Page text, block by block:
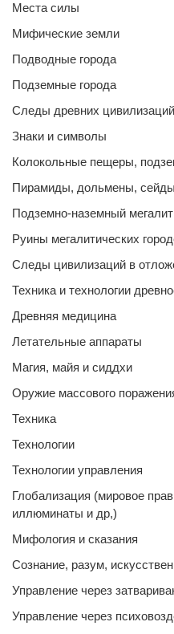
Места силы
Мифические земли
Подводные города
Подземные города
Следы древних цивилизаций
Знаки и символы
Колокольные пещеры,
Пирамиды, дольмены, сейды
Подземно-наземный
Руины мегалитических
Следы цивилизаций в
Техника и технологии
Древняя медицина
Летательные аппараты
Магия, майя и сиддхи
Оружие массового
Техника
Технологии
Технологии управления
Глобализация (мировое
иллюминаты и др,)
Мифология и сказания
Сознание, разум,
Управление через
Управление через